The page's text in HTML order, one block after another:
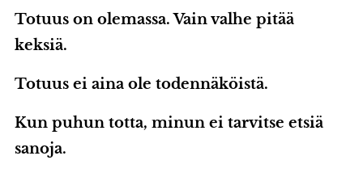
Totuus on olemassa. Vain valhe pitää
keksiä.
Totuus ei aina ole todennäköistä.
Kun puhun totta, minun ei tarvitse etsiä
sanoja.